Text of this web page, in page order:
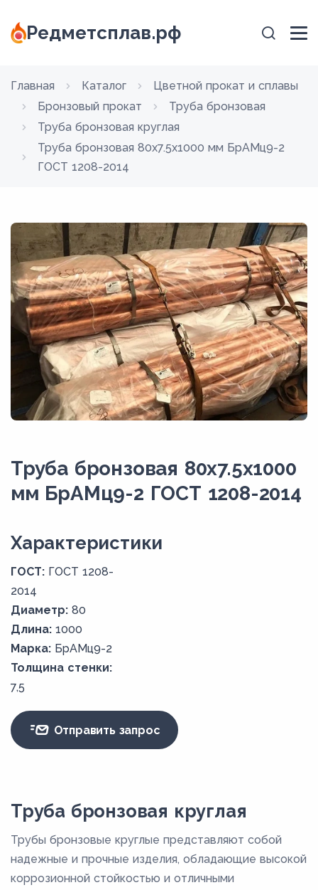
Редметсплав.рф
Главная Каталог
Цветной прокат и сплавы
Бронзовый прокат
Труба бронзовая
Труба бронзовая круглая
Труба бронзовая 80х7.5х1000 мм БрАМц9-2
ГОСТ 1208-2014
Труба бронзовая 80х7.5х1000
мм БрАМц9-2 ГОСТ 1208-2014
Xарактеристики
ГОСТ: ГОСТ 1208-
2014
Диаметр: 80
Длина: 1000
Марка: БрАМц9-2
Толщина стенки:
7,5
Отправить запрос
Труба бронзовая круглая
Трубы бронзовые круглые представляют собой
надежные и прочные изделия, обладающие высокой
коррозионной стойкостью и отличными